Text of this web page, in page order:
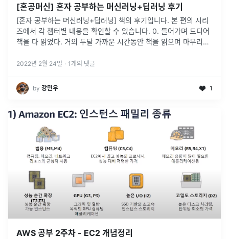
[혼공머신] 혼자 공부하는 머신러닝+딥러닝 후기
[혼자 공부하는 머신러닝+딥러닝] 책의 후기입니다. 본 편의 시리
즈에서 각 챕터별 내용을 확인할 수 있습니다. 0. 들어가며 드디어
책을 다 읽었다. 거의 두달 가까운 시간동안 책을 읽으며 마무리지
2022년 2월 24일 · 1 개의 댓글
by 강민우 1
AWS 공부 2주차 - EC2 개념정리